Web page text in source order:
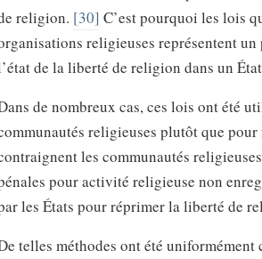
religion. [30] C’est pourquoi les lois
religieuses représentent
de la liberté de religion dans un
de nombreux cas, ces lois ont été
religieuses plutôt que
les communautés
pour activité religieuse non
les États pour réprimer la liberté de
telles méthodes ont été